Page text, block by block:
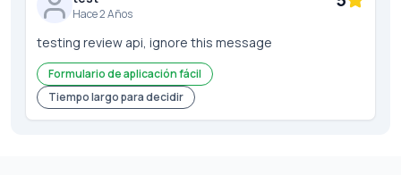
Hace 2 Años
testing review api, ignore this message
Formulario de aplicación fácil
Tiempo largo para decidir